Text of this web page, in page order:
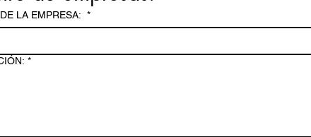
LA EMPRESA: *
*